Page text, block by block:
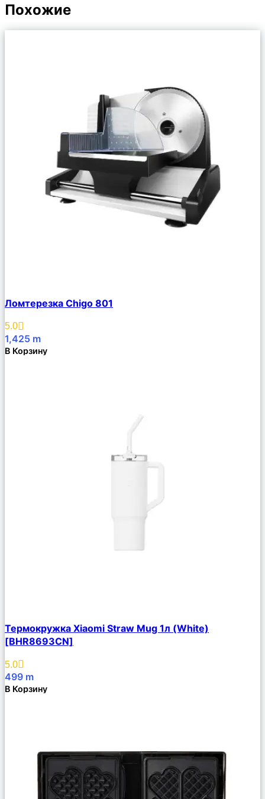
Похожие
Описание
Избранное
Ломтерезка Chigo 801
5.0
1,425 m
В Корзину
Описание
Избранное
Термокружка Xiaomi Straw Mug 1л (White)
[BHR8693CN]
5.0
499 m
В Корзину